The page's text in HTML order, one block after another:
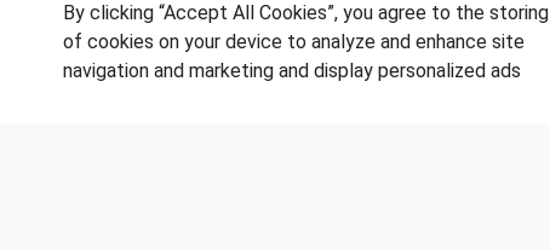
SÍGUENOS EN LAS REDES
By clicking “Accept All Cookies”, you agree to the storing
of cookies on your device to analyze and enhance site
navigation and marketing and display personalized ads